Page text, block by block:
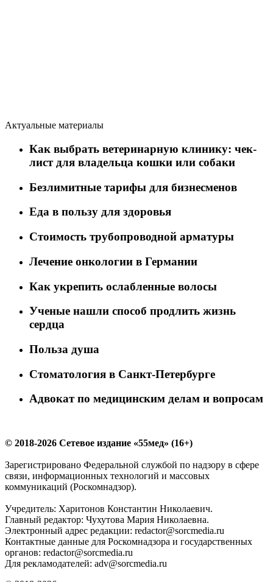
Актуальные материалы
Как выбрать ветеринарную клинику: чек-
лист для владельца кошки или собаки
Безлимитные тарифы для бизнесменов
Еда в пользу для здоровья
Стоимость трубопроводной арматуры
Лечение онкологии в Германии
Как укрепить ослабленные волосы
Ученые нашли способ продлить жизнь
сердца
Польза душа
Стоматология в Санкт-Петербурге
Адвокат по медицинским делам и вопросам
© 2018-2026 Сетевое издание «55мед» (16+)
Зарегистрировано Федеральной службой по надзору в сфере
связи, информационных технологий и массовых
коммуникаций (Роскомнадзор).
Учредитель: Харитонов Константин Николаевич.
Главный редактор: Чухутова Мария Николаевна.
Электронный адрес редакции: redactor@sorcmedia.ru
Контактные данные для Роскомнадзора и государственных
органов: redactor@sorcmedia.ru
Для рекламодателей: adv@sorcmedia.ru